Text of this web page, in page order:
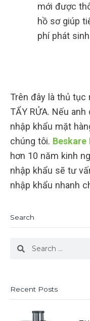
mới được
hồ sơ giúp
phí phát
Trên đây là thủ tục
TẨY RỬA. Nếu
nhập khẩu mặt
chúng tôi.
hơn 10 năm kinh
nhập khẩu sẽ tư
nhập khẩu nhanh
Search
Search
Recent Posts